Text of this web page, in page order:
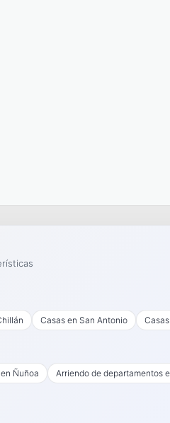
Casas en San Antonio
Ñuñoa
Arriendo de departamentos